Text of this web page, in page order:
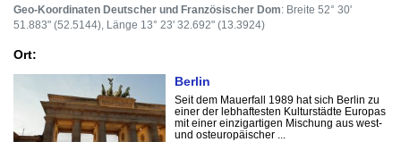
Geo-Koordinaten Deutscher und Französischer Dom: Breite 52° 30'
51.883" (52.5144), Länge 13° 23' 32.692" (13.3924)
Ort:
Berlin
Seit dem Mauerfall 1989 hat sich Berlin zu
einer der lebhaftesten Kulturstädte Europas
mit einer einzigartigen Mischung aus west-
und osteuropäischer ...